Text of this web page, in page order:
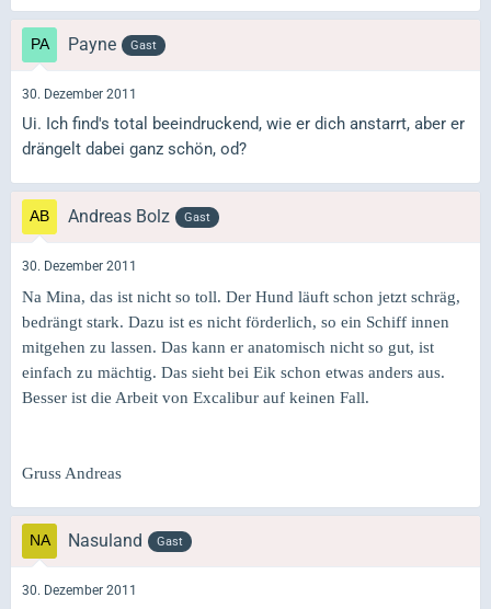
Payne Gast
30. Dezember 2011
Ui. Ich find's total beeindruckend, wie er dich anstarrt, aber er
drängelt dabei ganz schön, od?
Andreas Bolz Gast
30. Dezember 2011
Na Mina, das ist nicht so toll. Der Hund läuft schon jetzt schräg,
bedrängt stark. Dazu ist es nicht förderlich, so ein Schiff innen
mitgehen zu lassen. Das kann er anatomisch nicht so gut, ist
einfach zu mächtig. Das sieht bei Eik schon etwas anders aus.
Besser ist die Arbeit von Excalibur auf keinen Fall.
Gruss Andreas
Nasuland Gast
30. Dezember 2011